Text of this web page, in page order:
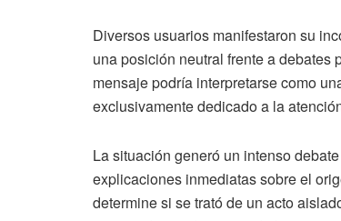
Diversos usuarios manifestaron su
una posición neutral frente a
mensaje podría interpretarse como
exclusivamente dedicado a la
La situación generó un intenso
explicaciones inmediatas sobre el
determine si se trató de un acto